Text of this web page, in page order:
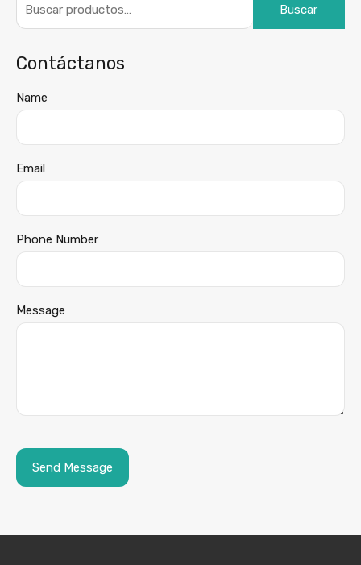
Buscar
Contáctanos
Name
Email
Phone Number
Message